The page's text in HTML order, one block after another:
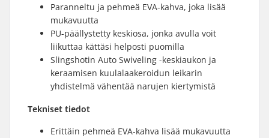
Paranneltu ja pehmeä EVA-kahva, joka lisää
mukavuutta
PU-päällystetty keskiosa, jonka avulla voit
liikuttaa kättäsi helposti puomilla
Slingshotin Auto Swiveling -keskiaukon ja
keraamisen kuulalaakeroidun leikarin
yhdistelmä vähentää narujen kiertymistä
Tekniset tiedot
Erittäin pehmeä EVA-kahva lisää mukavuutta